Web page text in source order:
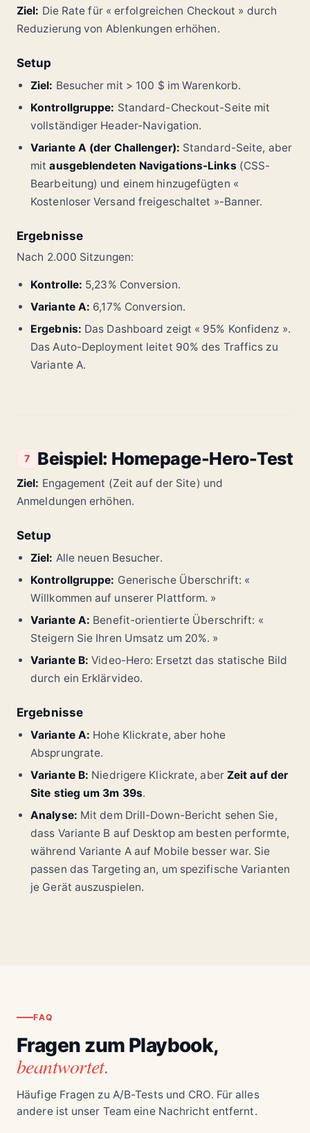
Ziel: Die Rate für « erfolgreichen Checkout » durch
Reduzierung von Ablenkungen erhöhen.
Setup
Ziel: Besucher mit > 100 $ im Warenkorb.
Kontrollgruppe: Standard-Checkout-Seite mit
vollständiger Header-Navigation.
Variante A (der Challenger): Standard-Seite, aber
mitausgeblendeten Navigations-Links (CSS-
Bearbeitung) und einem hinzugefügten «
Kostenloser Versand freigeschaltet »-Banner.
Ergebnisse
Nach 2.000 Sitzungen:
Kontrolle: 5,23% Conversion.
Variante A: 6,17% Conversion.
Ergebnis: Das Dashboard zeigt « 95% Konfidenz ».
Das Auto-Deployment leitet 90% des Traffics zu
Variante A.
7 Beispiel: Homepage-Hero-Test
Ziel: Engagement (Zeit auf der Site) und
Anmeldungen erhöhen.
Setup
Ziel: Alle neuen Besucher.
Kontrollgruppe: Generische Überschrift: «
Willkommen auf unserer Plattform. »
Variante A: Benefit-orientierte Überschrift: «
Steigern Sie Ihren Umsatz um 20%. »
Variante B: Video-Hero: Ersetzt das statische Bild
durch ein Erklärvideo.
Ergebnisse
Variante A: Hohe Klickrate, aber hohe
Absprungrate.
Variante B: Niedrigere Klickrate, aber Zeit auf der
Site stieg um 3m 39s.
Analyse: Mit dem Drill-Down-Bericht sehen Sie,
dass Variante B auf Desktop am besten performte,
während Variante A auf Mobile besser war. Sie
passen das Targeting an, um spezifische Varianten
je Gerät auszuspielen.
FAQ
Fragen zum Playbook,
beantwortet.
Häufige Fragen zu A/B-Tests und CRO. Für alles
andere ist unser Team eine Nachricht entfernt.